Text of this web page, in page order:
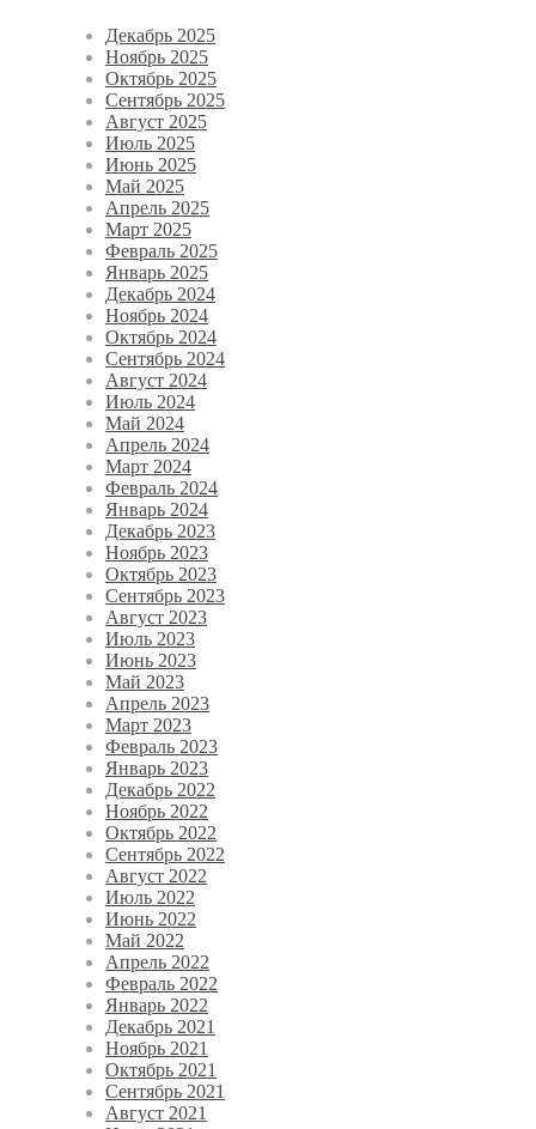
Декабрь 2025
Ноябрь 2025
Октябрь 2025
Сентябрь 2025
Август 2025
Июль 2025
Июнь 2025
Май 2025
Апрель 2025
Март 2025
Февраль 2025
Январь 2025
Декабрь 2024
Ноябрь 2024
Октябрь 2024
Сентябрь 2024
Август 2024
Июль 2024
Май 2024
Апрель 2024
Март 2024
Февраль 2024
Январь 2024
Декабрь 2023
Ноябрь 2023
Октябрь 2023
Сентябрь 2023
Август 2023
Июль 2023
Июнь 2023
Май 2023
Апрель 2023
Март 2023
Февраль 2023
Январь 2023
Декабрь 2022
Ноябрь 2022
Октябрь 2022
Сентябрь 2022
Август 2022
Июль 2022
Июнь 2022
Май 2022
Апрель 2022
Февраль 2022
Январь 2022
Декабрь 2021
Ноябрь 2021
Октябрь 2021
Сентябрь 2021
Август 2021